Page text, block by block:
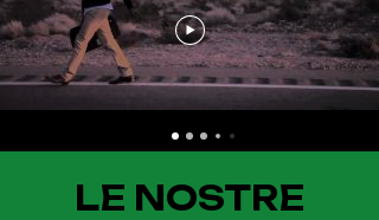
LE NOSTRE